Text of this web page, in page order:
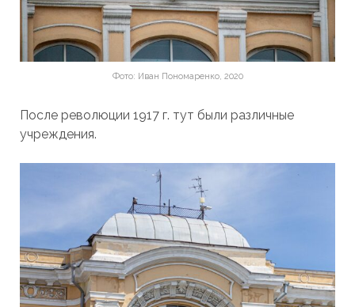
Фото: Иван Пономаренко, 2020
После революции 1917 г. тут были различные
учреждения.